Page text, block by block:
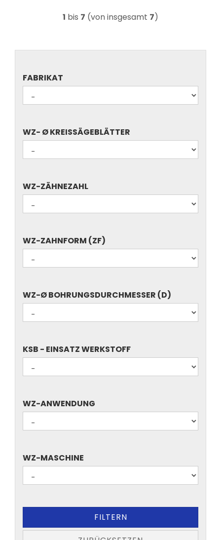
1 bis 7 (von insgesamt 7)
FABRIKAT
FABRIKAT
WZ-
Ø
KREISSÄGEBLÄTTER
WZ- Ø KREISSÄGEBLÄTTER
WZ-
ZÄHNEZAHL
WZ-ZÄHNEZAHL
WZ-
ZAHNFORM
(ZF)
WZ-ZAHNFORM (ZF)
WZ-
Ø
BOHRUNGSDURCHMESSER
WZ-Ø BOHRUNGSDURCHMESSER (D)
KSB
-
EINSATZ
KSB - EINSATZ WERKSTOFF
WZ-
ANWENDUNG
WZ-ANWENDUNG
WZ-
MASCHINE
WZ-MASCHINE
FILTERN